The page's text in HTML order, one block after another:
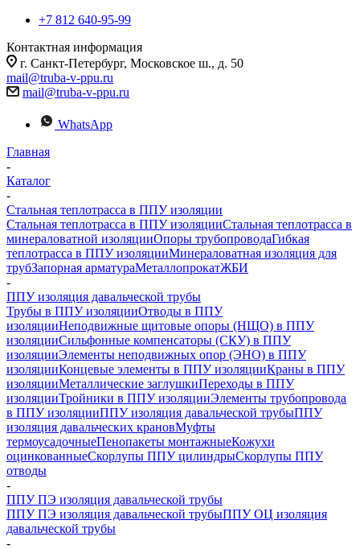
+7 812 640-95-99
Контактная информация
г. Санкт-Петербург, Московское ш., д. 50
mail@truba-v-ppu.ru
mail@truba-v-ppu.ru
WhatsApp
Главная
-
Каталог
-
Стальная теплотрасса в ППУ изоляции
Стальная теплотрасса в ППУ изоляцииСтальная теплотрасса в
минераловатной изоляцииОпоры трубопроводаГибкая
теплотрасса в ППУ изоляцииМинераловатная изоляция для
трубЗапорная арматураМеталлопрокатЖБИ
-
ППУ изоляция давальческой трубы
Трубы в ППУ изоляцииОтводы в ППУ
изоляцииНеподвижные щитовые опоры (НЩО) в ППУ
изоляцииCильфонные компенсаторы (СКУ) в ППУ
изоляцииЭлементы неподвижных опор (ЭНО) в ППУ
изоляцииКонцевые элементы в ППУ изоляцииКраны в ППУ
изоляцииМеталлические заглушкиПереходы в ППУ
изоляцииТройники в ППУ изоляцииЭлементы трубопровода
в ППУ изоляцииППУ изоляция давальческой трубыППУ
изоляция давальческих крановМуфты
термоусадочныеПенопакеты монтажныеКожухи
оцинкованныеСкорлупы ППУ цилиндрыСкорлупы ППУ
отводы
-
ППУ ПЭ изоляция давальческой трубы
ППУ ПЭ изоляция давальческой трубыППУ ОЦ изоляция
давальческой трубы
-